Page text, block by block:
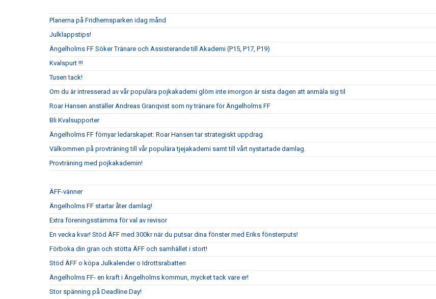
Planerna på Fridhemsparken idag månd
Julklappstips!
Ängelholms FF Söker Tränare och Assisterande till Akademi (P15, P17, P19)
Kvalspurt !!!
Tusen tack!
Om du är intresserad av vår populära pojkakademi glöm inte imorgon är sista dagen att anmäla sig til
Roar Hansen anställer Andreas Granqvist som ny tränare för Ängelholms FF
Bli Kvalsupporter
Ängelholms FF förnyar ledarskapet: Roar Hansen tar strategiskt uppdrag
Välkommen på provträning till vår populära tjejakademi samt till vårt nystartade damlag.
Provträning med pojkakademin!
ÄFF-vänner
Ängelholms FF startar åter damlag!
Extra föreningsstämma för val av revisor
En vecka kvar! Stöd ÄFF med 300kr när du putsar dina fönster med Eriks fönsterputs!
Förboka din gran och stötta ÄFF och samhället i stort!
Stöd ÄFF o köpa Julkalender o Idrottsrabatten
Ängelholms FF- en kraft i Ängelholms kommun, mycket tack vare er!
Stor spänning på Deadline Day!